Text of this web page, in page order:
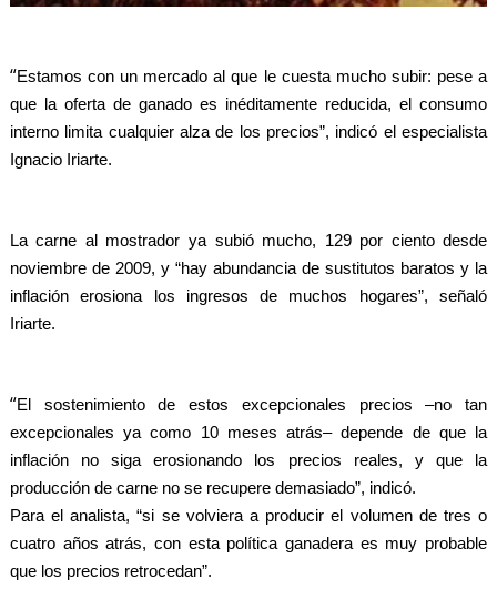
“Estamos con un mercado al que le cuesta mucho subir: pese a
que la oferta de ganado es inéditamente reducida, el consumo
interno limita cualquier alza de los precios”, indicó el especialista
Ignacio Iriarte.
La carne al mostrador ya subió mucho, 129 por ciento desde
noviembre de 2009, y “hay abundancia de sustitutos baratos y la
inflación erosiona los ingresos de muchos hogares”, señaló
Iriarte.
“El sostenimiento de estos excepcionales precios –no tan
excepcionales ya como 10 meses atrás– depende de que la
inflación no siga erosionando los precios reales, y que la
producción de carne no se recupere demasiado”, indicó.
Para el analista, “si se volviera a producir el volumen de tres o
cuatro años atrás, con esta política ganadera es muy probable
que los precios retrocedan”.